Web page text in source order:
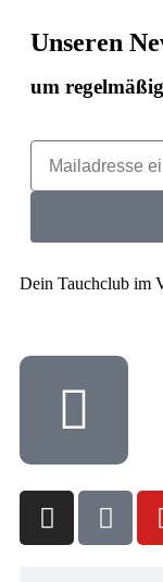
Unseren
um
Dein Tauchclub im